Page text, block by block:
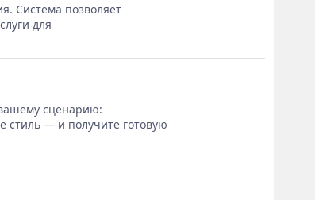
Система позволяет
для
сценарию:
стиль — и получите готовую